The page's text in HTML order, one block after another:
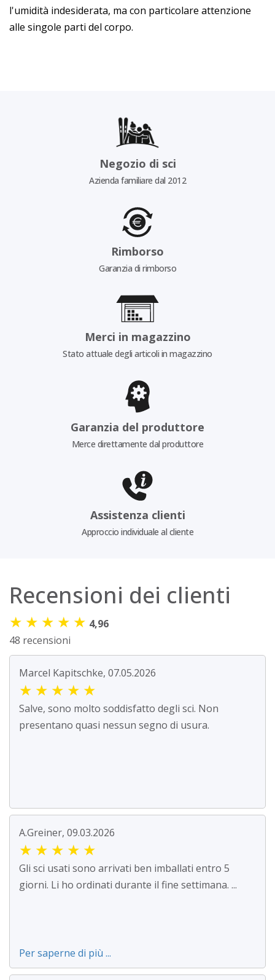
l'umidità indesiderata, ma con particolare attenzione
alle singole parti del corpo.
Negozio di sci
Azienda familiare dal 2012
Rimborso
Garanzia di rimborso
Merci in magazzino
Stato attuale degli articoli in magazzino
Garanzia del produttore
Merce direttamente dal produttore
Assistenza clienti
Approccio individuale al cliente
Recensioni dei clienti
★ ★ ★ ★ ★ 4,96
48 recensioni
Marcel Kapitschke, 07.05.2026
★ ★ ★ ★ ★
Salve, sono molto soddisfatto degli sci. Non
presentano quasi nessun segno di usura.
A.Greiner, 09.03.2026
★ ★ ★ ★ ★
Gli sci usati sono arrivati ben imballati entro 5
giorni. Li ho ordinati durante il fine settimana. ...
Per saperne di più ...